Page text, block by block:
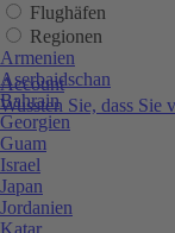
Account
Wussten Sie, dass Sie
Flughäfen
Regionen
Armenien
Aserbaidschan
Bahrain
Georgien
Guam
Israel
Japan
Jordanien
Katar